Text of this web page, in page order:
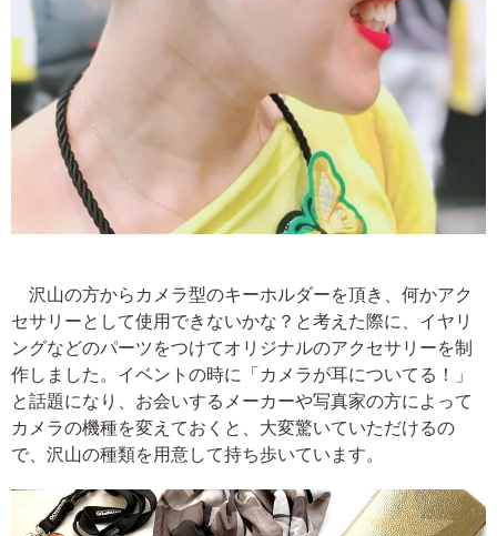
沢山の方からカメラ型のキーホルダーを頂き、何かアク
セサリーとして使用できないかな？と考えた際に、イヤリ
ングなどのパーツをつけてオリジナルのアクセサリーを制
作しました。イベントの時に「カメラが耳についてる！」
と話題になり、お会いするメーカーや写真家の方によって
カメラの機種を変えておくと、大変驚いていただけるの
で、沢山の種類を用意して持ち歩いています。